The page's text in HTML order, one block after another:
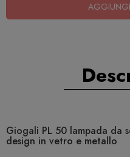
Giogali PL 50 lampada da
design in vetro e metallo